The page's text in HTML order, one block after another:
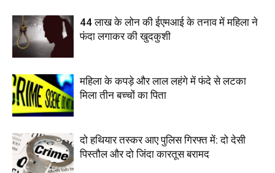
44 लाख के लोन की ईएमआई के तनाव में महिला ने
फंदा लगाकर की खुदकुशी
महिला के कपड़े और लाल लहंगे में फंदे से लटका
मिला तीन बच्चों का पिता
दो हथियार तस्कर आए पुलिस गिरफ्त में: दो देसी
पिस्तौल और दो जिंदा कारतूस बरामद